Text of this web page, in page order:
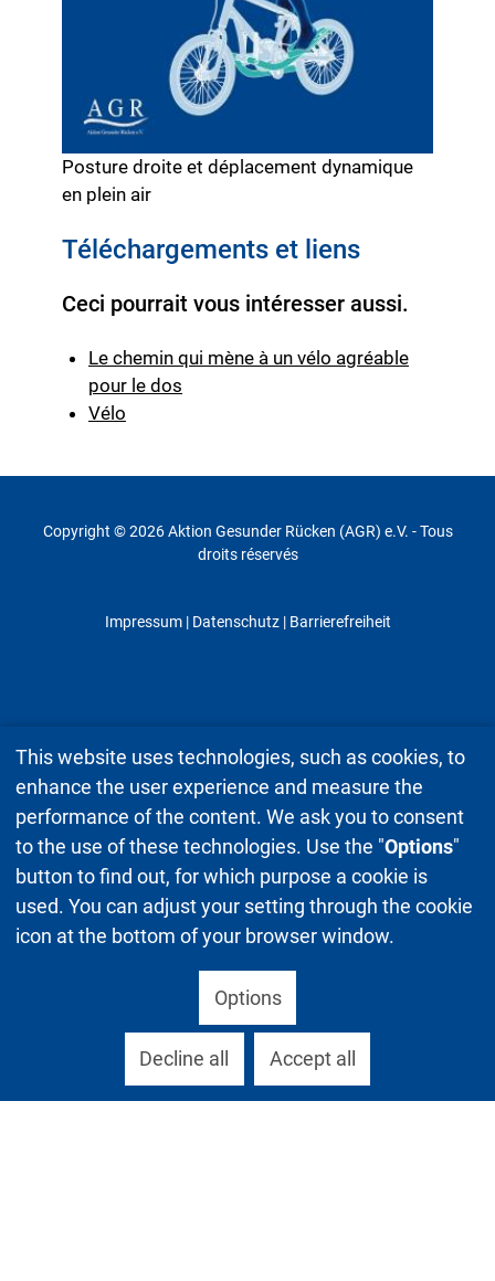
Posture droite et déplacement dynamique
en plein air
Téléchargements et liens
Ceci pourrait vous intéresser aussi.
Le chemin qui mène à un vélo agréable
pour le dos
Vélo
Copyright © 2026 Aktion Gesunder Rücken (AGR) e.V. - Tous
droits réservés
Impressum| Datenschutz| Barrierefreiheit
This website uses technologies, such as cookies, to
enhance the user experience and measure the
performance of the content. We ask you to consent
to the use of these technologies. Use the "Options"
button to find out, for which purpose a cookie is
used. You can adjust your setting through the cookie
icon at the bottom of your browser window.
Options
Decline all Accept all